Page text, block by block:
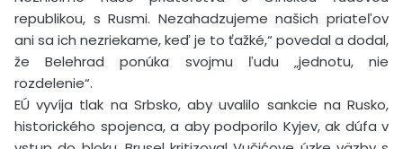
republikou, s Rusmi. Nezahadzujeme našich priateľov
ani sa ich nezriekame, keď je to ťažké,“ povedal a dodal,
že Belehrad ponúka svojmu ľudu „jednotu, nie
rozdelenie“.
EÚ vyvíja tlak na Srbsko, aby uvalilo sankcie na Rusko,
historického spojenca, a aby podporilo Kyjev, ak dúfa v